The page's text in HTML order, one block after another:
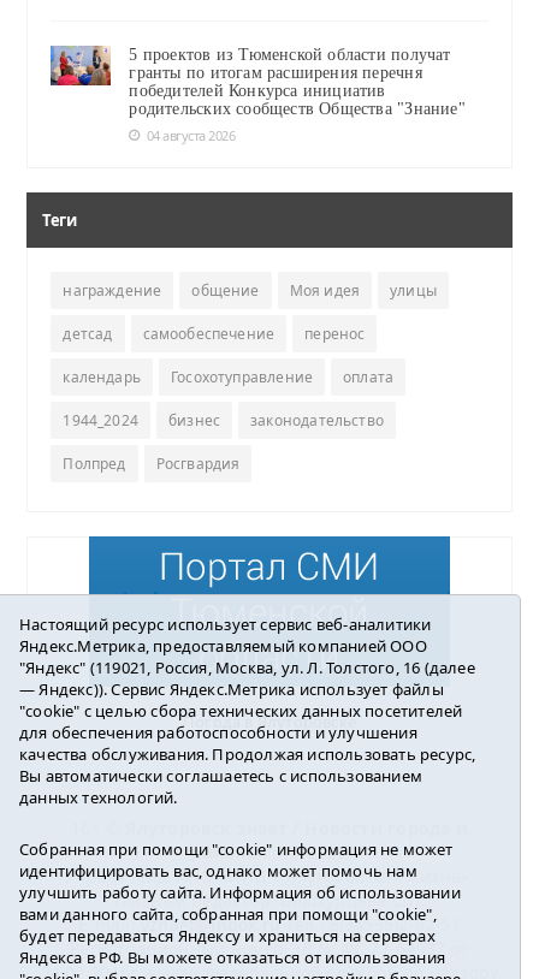
5 проектов из Тюменской области получат
гранты по итогам расширения перечня
победителей Конкурса инициатив
родительских сообществ Общества "Знание"
04 августа 2026
Теги
награждение общение Моя идея улицы
детсад самообеспечение перенос
календарь Госохотуправление оплата
1944_2024 бизнес законодательство
Полпред Росгвардия
Погода в Ялуторовске
района2016-2023
Учредитель: АНО «ИИЦ « Ялуторовская жизнь».
Главный редактор: Вешкурцева С.П.
E-mail:yznaet@inbox.ruТел.: 8(34535)2-02-51
Регистрационный номер ЭЛ № ФС 77-64937 от
24.02.2016г. выдан Федеральной службой по надзору
Настоящий ресурс использует сервис веб-аналитики
Яндекс.Метрика, предоставляемый компанией ООО
"Яндекс" (119021, Россия, Москва, ул. Л. Толстого, 16 (далее
— Яндекс)). Сервис Яндекс.Метрика использует файлы
"cookie" с целью сбора технических данных посетителей
для обеспечения работоспособности и улучшения
качества обслуживания. Продолжая использовать ресурс,
Вы автоматически соглашаетесь с использованием
данных технологий.
Собранная при помощи "cookie" информация не может
идентифицировать вас, однако может помочь нам
улучшить работу сайта. Информация об использовании
вами данного сайта, собранная при помощи "cookie",
будет передаваться Яндексу и храниться на серверах
Яндекса в РФ. Вы можете отказаться от использования